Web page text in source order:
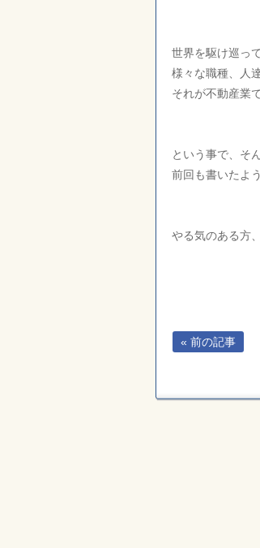
世界を駆け巡っ
様々な職種、人
それが不動産業で
という事で、そ
前回も書いたよ
やる気のある方
« 前の記事